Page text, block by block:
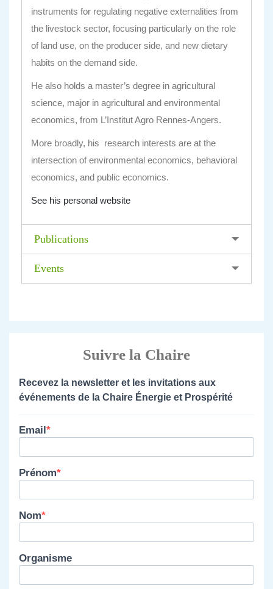
instruments for regulating negative externalities from
the livestock sector, focusing particularly on the role
of land use, on the producer side, and new dietary
habits on the demand side.
He also holds a master’s degree in agricultural
science, major in agricultural and environmental
economics, from L’Institut Agro Rennes-Angers.
More broadly, his research interests are at the
intersection ofenvironmental economics, behavioral
economics, and public economics.
See his personal website
Publications
Events
Suivre la Chaire
Recevez la newsletter et les invitations aux
événements de la Chaire Énergie et Prospérité
Email
Prénom
Nom
Organisme